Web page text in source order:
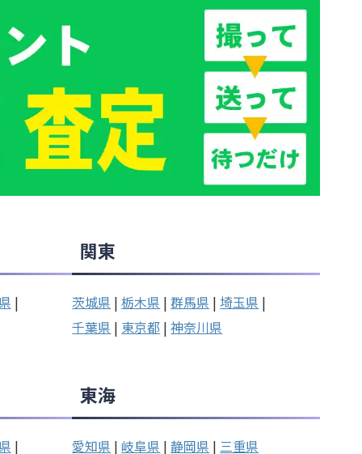
|
関東
茨城県 |栃木県 |群馬県 |埼玉県 |
千葉県 | 東京都 |神奈川県
|
東海
愛知県 | 岐阜県 |静岡県 | 三重県